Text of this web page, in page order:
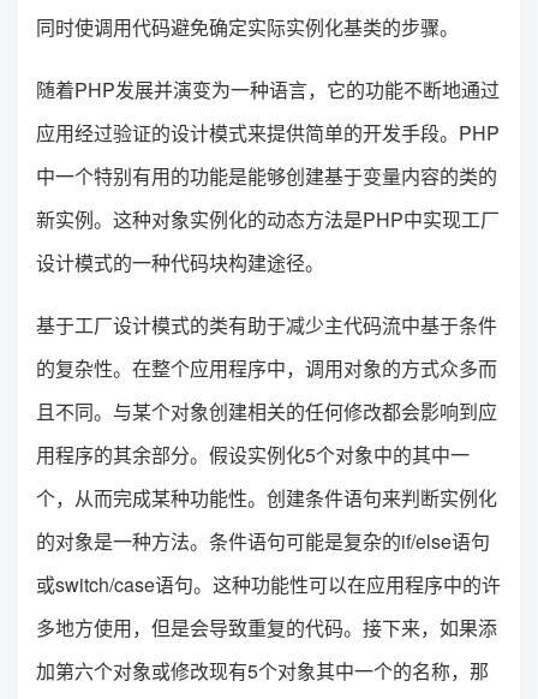
同时使调用代码避免确定实际实例化基类的步骤。
随着PHP发展并演变为一种语言，它的功能不断地通过
应用经过验证的设计模式来提供简单的开发手段。PHP
中一个特别有用的功能是能够创建基于变量内容的类的
新实例。这种对象实例化的动态方法是PHP中实现工厂
设计模式的一种代码块构建途径。
基于工厂设计模式的类有助于减少主代码流中基于条件
的复杂性。在整个应用程序中，调用对象的方式众多而
且不同。与某个对象创建相关的任何修改都会影响到应
用程序的其余部分。假设实例化5个对象中的其中一
个，从而完成某种功能性。创建条件语句来判断实例化
的对象是一种方法。条件语句可能是复杂的if/else语句
或switch/case语句。这种功能性可以在应用程序中的许
多地方使用，但是会导致重复的代码。接下来，如果添
加第六个对象或修改现有5个对象其中一个的名称，那